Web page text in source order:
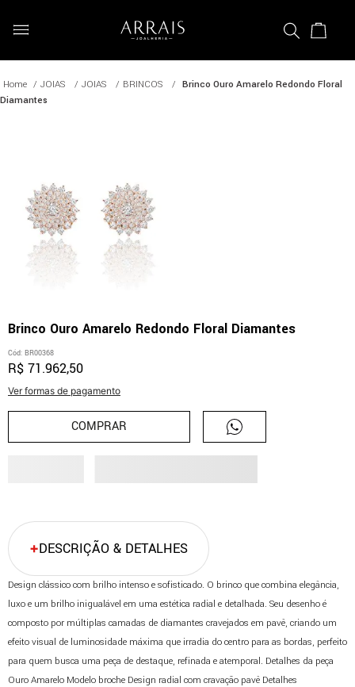
JOIAS JOIAS BRINCOS
Brinco Ouro Amarelo Redondo Floral
Diamantes
Brinco Ouro Amarelo Redondo Floral Diamantes
Cód: BR00368
R$ 71.962,50
Ver formas de pagamento
COMPRAR
DESCRIÇÃO & DETALHES
Design clássico com brilho intenso e sofisticado. O brinco que combina elegância,
luxo e um brilho inigualável em uma estética radial e detalhada. Seu desenho é
composto por múltiplas camadas de diamantes cravejados em pavê, criando um
efeito visual de luminosidade máxima que irradia do centro para as bordas, perfeito
para quem busca uma peça de destaque, refinada e atemporal. Detalhes da peça
Ouro Amarelo Modelo broche Design radial com cravação pavê Detalhes